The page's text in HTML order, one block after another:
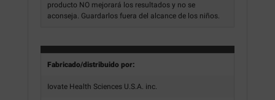
producto NO mejorará los resultados y no se
aconseja. Guardarlos fuera del alcance de los niños.
Fabricado/distribuido por:
Iovate Health Sciences U.S.A. inc.